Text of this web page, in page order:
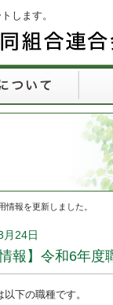
します。
情報を更新しました。
月24日
情報】令和6年
下の職種です。